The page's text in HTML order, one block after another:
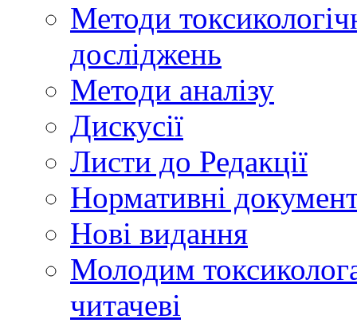
Методи
досліджень
Методи аналізу
Дискусії
Листи до Редакції
Нормативні
Нові видання
Молодим
читачеві